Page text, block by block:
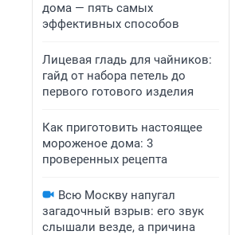
дома — пять самых
эффективных способов
Лицевая гладь для чайников:
гайд от набора петель до
первого готового изделия
Как приготовить настоящее
мороженое дома: 3
проверенных рецепта
Всю Москву напугал
загадочный взрыв: его звук
слышали везде, а причина